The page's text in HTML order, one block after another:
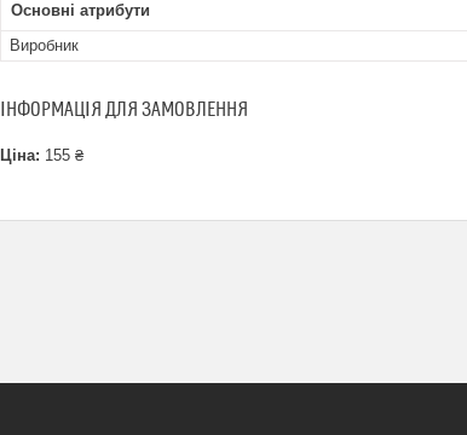
Основні атрибути
Виробник
ІНФОРМАЦІЯ ДЛЯ ЗАМОВЛЕННЯ
Ціна: 155 ₴